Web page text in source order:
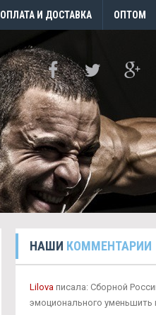
ОПЛАТА И ДОСТАВКА ОПТОМ
НАШИ КОММЕНТАРИИ
Lilovaписала: Сборной
эмоционального уменьшить